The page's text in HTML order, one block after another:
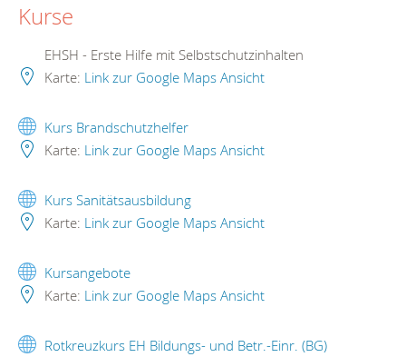
Kurse
EHSH - Erste Hilfe mit Selbstschutzinhalten
Karte: Link zur Google Maps Ansicht
Kurs Brandschutzhelfer
Karte: Link zur Google Maps Ansicht
Kurs Sanitätsausbildung
Karte: Link zur Google Maps Ansicht
Kursangebote
Karte: Link zur Google Maps Ansicht
Rotkreuzkurs EH Bildungs- und Betr.-Einr. (BG)